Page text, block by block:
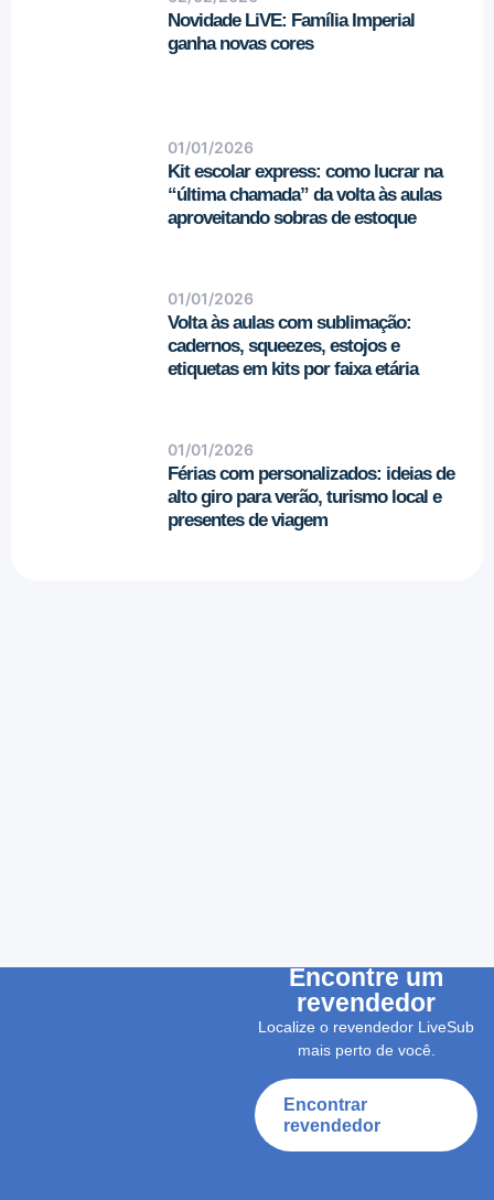
Novidade LiVE: Família Imperial
ganha novas cores
01/01/2026
Kit escolar express: como lucrar na
“última chamada” da volta às aulas
aproveitando sobras de estoque
01/01/2026
Volta às aulas com sublimação:
cadernos, squeezes, estojos e
etiquetas em kits por faixa etária
01/01/2026
Férias com personalizados: ideias de
alto giro para verão, turismo local e
presentes de viagem
Encontre um
revendedor
Localize o revendedor LiveSub
mais perto de você.
Encontrar
revendedor